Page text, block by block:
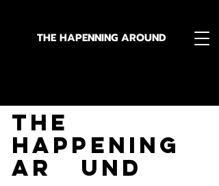
THE HAPENNING AROUND
The
Happening
Ar und